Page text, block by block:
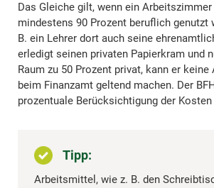
Das Gleiche gilt, wenn ein
mindestens 90 Prozent beruflich genutzt
B. ein Lehrer dort auch seine
erledigt seinen privaten Papierkram und
Raum zu 50 Prozent privat, kann er keine
beim Finanzamt geltend machen. Der
prozentuale Berücksichtigung der Kosten
Tipp:
Arbeitsmittel, wie z. B. den